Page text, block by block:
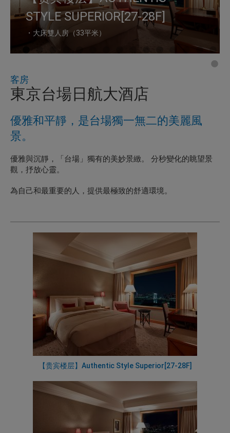
STYLE SUPERIOR[27-28F]
・大床雙人房（33平米）
STYLE DELUXE[27-28F]
・雙人房（42平米） ・大床雙人房（42平
米）
STYLE LUXURY[27-28F]
・雙人房（50平米） ・大床雙人房（50㎡、
好萊塢樣式）
STYLE JUNIOR SUITE[28F]
・大床双人房（58㎡）
STYLE SUPERIOR[25-26F]
・雙人房（33平米） ・大床雙人房（30平
米）
STYLE DELUXE[25-26F]
・雙人房（42平米） ・大床雙人房（42平
米、好萊塢樣式）
STYLE LUXURY[25-26F]
・雙人房（50平米） ・大床雙人房（50平
米、好萊塢樣式）
STYLE DELUXE SUITE[25F]
・雙人房（84平米） ・大床雙人房（84平
米）
行政酒廊[2F]
行政酒廊[2F]
24F]
・雙人房（33平米） ・大床雙人房（30平
米）
24F]
・雙人房（42平米） ・三人房（42平米） ・
超大床房（42平米）
24F]
・雙人房（50平米） ・超大床房（50平米）
SUITE[20-24F]
・雙人房（72平米） ・超大床房（72平米）
24F]
・雙人房（84平米） ・超大床房（84平米）
皇家套房 [28層]
・大床雙人房（204㎡、行政樓層）
皇家套房 [28層]
・大床雙人房（204㎡、行政樓層）
客房
東京台場日航大酒店
優雅和平靜，是台場獨一無二的美麗風
景。
優雅與沉靜，「台場」獨有的美妙景緻。 分秒變化的眺望景
觀，抒放心靈。
為自己和最重要的人，提供最極致的舒適環境。
【贵宾楼层】Authentic Style Superior[27-28F]